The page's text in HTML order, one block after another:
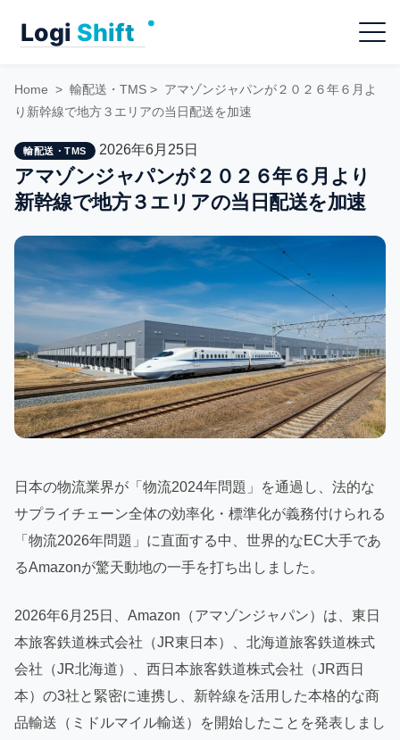
Menu
Home > 輸配送・TMS > アマゾンジャパンが２０２６年６月よ
り新幹線で地方３エリアの当日配送を加速
輸配送・TMS 2026年6月25日
アマゾンジャパンが２０２６年６月より
新幹線で地方３エリアの当日配送を加速
日本の物流業界が「物流2024年問題」を通過し、法的な
サプライチェーン全体の効率化・標準化が義務付けられる
「物流2026年問題」に直面する中、世界的なEC大手であ
るAmazonが驚天動地の一手を打ち出しました。
2026年6月25日、Amazon（アマゾンジャパン）は、東日
本旅客鉄道株式会社（JR東日本）、北海道旅客鉄道株式
会社（JR北海道）、西日本旅客鉄道株式会社（JR西日
本）の3社と緊密に連携し、新幹線を活用した本格的な商
品輸送（ミドルマイル輸送）を開始したことを発表しまし